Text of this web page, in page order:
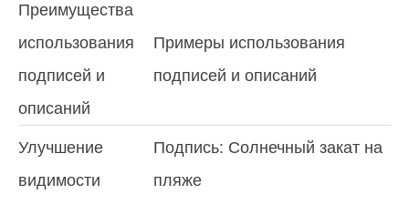
Преимущества
использования
подписей и
описаний
Примеры использования
подписей и описаний
Улучшение
видимости
Подпись: Солнечный закат на
пляже